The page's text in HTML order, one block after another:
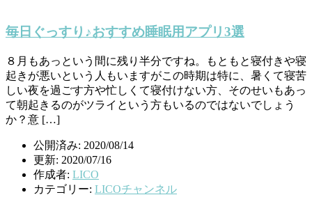
毎日ぐっすり♪おすすめ睡眠用アプリ3選
８月もあっという間に残り半分ですね。もともと寝付きや寝
起きが悪いという人もいますがこの時期は特に、暑くて寝苦
しい夜を過ごす方や忙しくて寝付けない方、そのせいもあっ
て朝起きるのがツライという方もいるのではないでしょう
か？意 […]
公開済み: 2020/08/14
更新: 2020/07/16
作成者: LICO
カテゴリー: LICOチャンネル